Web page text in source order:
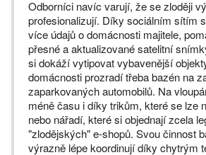
Odborníci navíc varují, že se zloději
profesionalizují. Díky sociálním sítím
více údajů o domácnosti majitele,
přesné a aktualizované satelitní
si dokáží vytipovat vybavenější
domácnosti prozradí třeba bazén na
zaparkovaných automobilů. Na
méně času i díky trikům, které se lze
nebo nářadí, které si objednají zcela
"zlodějských" e-shopů. Svou činnost
výrazně lépe koordinují díky chytrým